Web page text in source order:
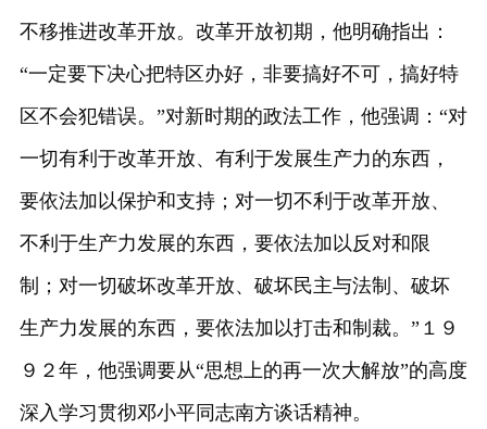
不移推进改革开放。改革开放初期，他明确指出：
“一定要下决心把特区办好，非要搞好不可，搞好特
区不会犯错误。”对新时期的政法工作，他强调：“对
一切有利于改革开放、有利于发展生产力的东西，
要依法加以保护和支持；对一切不利于改革开放、
不利于生产力发展的东西，要依法加以反对和限
制；对一切破坏改革开放、破坏民主与法制、破坏
生产力发展的东西，要依法加以打击和制裁。”１９
９２年，他强调要从“思想上的再一次大解放”的高度
深入学习贯彻邓小平同志南方谈话精神。